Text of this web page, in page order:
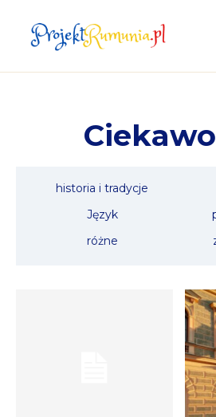
historia i tradycje
Język
różne